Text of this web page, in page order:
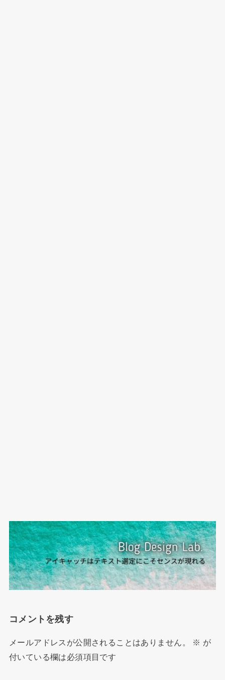
コメントを残す
メールアドレスが公開されることはありません。 ※ が
付いている欄は必須項目です